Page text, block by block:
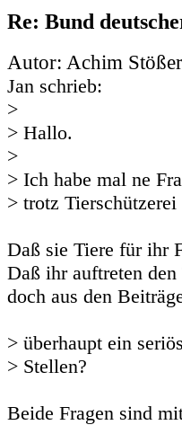
Re: Bund
Autor: Achim
Jan schrieb:
>
> Hallo.
>
> Ich habe mal ne
> trotz
Daß sie Tiere für ihr
Daß ihr auftreten
doch aus den
> überhaupt ein
> Stellen?
Beide Fragen sind